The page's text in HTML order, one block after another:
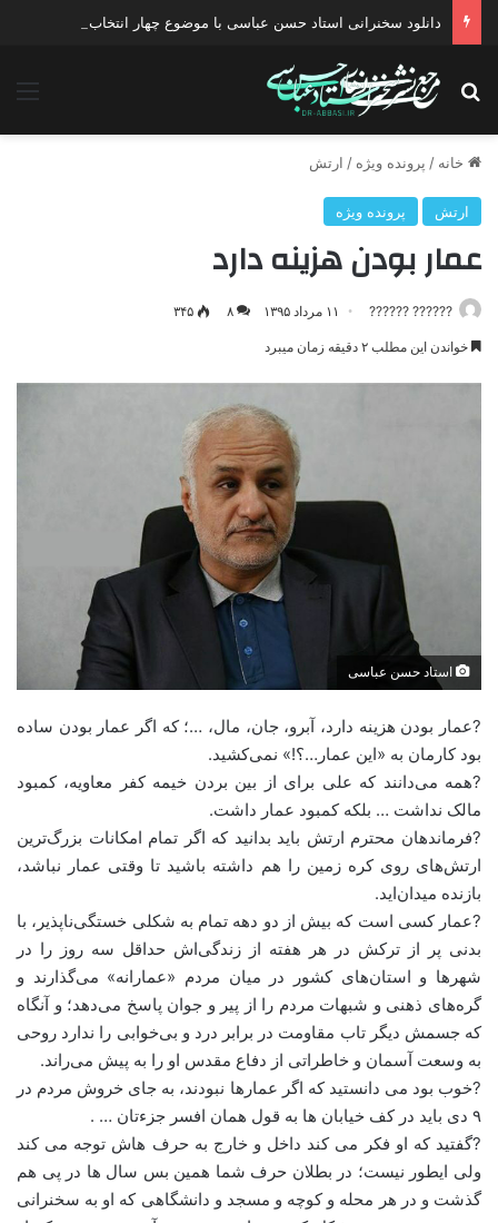
دانلود سخنرانی استاد حسن عباسی با موضوع چهار انتخاب ۱۴۰۰
جستجو برای
خانه / پرونده ویژه / ارتش
ارتش پرونده ویژه
عمار بودن هزینه دارد
?????? ?????? ۱۱ مرداد ۱۳۹۵ ۸ ۳۴۵
خواندن این مطلب ۲ دقیقه زمان میبرد
استاد حسن عباسی
?عمار بودن هزینه دارد، آبرو، جان، مال، …؛ که اگر عمار بودن ساده
بود کارمان به «این عمار…؟!» نمی‌کشید.
?همه می‌دانند که علی برای از بین بردن خیمه کفر معاویه، کمبود
مالک نداشت … بلکه کمبود عمار داشت.
?فرماندهان محترم ارتش باید بدانید که اگر تمام امکانات بزرگ‌ترین
ارتش‌های روی کره زمین را هم داشته باشید تا وقتی عمار نباشد،
بازنده میدان‌اید.
?عمار کسی است که بیش از دو دهه تمام به شکلی خستگی‌ناپذیر، با
بدنی پر از ترکش در هر هفته از زندگی‌اش حداقل سه روز را در
شهرها و استان‌های کشور در میان مردم «عمارانه» می‌گذارند و
گره‌های ذهنی و شبهات مردم را از پیر و جوان پاسخ می‌دهد؛ و آنگاه
که جسمش دیگر تاب مقاومت در برابر درد و بی‌خوابی را ندارد روحی
به وسعت آسمان و خاطراتی از دفاع مقدس او را به ‌پیش می‌راند.
?خوب بود می دانستید که اگر عمارها نبودند، به جای خروش مردم در
۹ دی باید در کف خیابان ها به قول همان افسر جزءتان … .
?گفتید که او فکر می کند داخل و خارج به حرف هاش توجه می کند
ولی ایطور نیست؛ در بطلان حرف شما همین بس سال ها در پی هم
گذشت و در هر محله و کوچه و مسجد و دانشگاهی که او به سخنرانی